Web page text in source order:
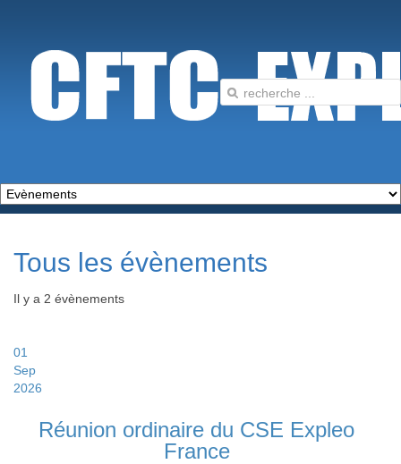
Tous les évènements
Il y a 2 évènements
01
Sep
2026
Réunion ordinaire du CSE Expleo
France